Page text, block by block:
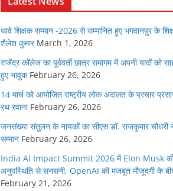
थावे शिक्षक सम्मान -2026 से सम्मानित हुए भगवानपुर के
शैलेश कुमार March 1, 2026
राजेंद्र कॉलेज का पूर्ववर्ती छात्र समागम में अपनी यादों को
हुए भावुक February 26, 2026
14 मार्च को आयोजित राष्ट्रीय लोक अदालत के प्रचार
रथ रवाना February 26, 2026
जनसंख्या संतुलन के नायकों का सीएस डॉ. राजकुमार चौधरी
सम्मान February 26, 2026
India AI Impact Summit 2026 में Elon Musk
अनुपस्थिति से सनसनी, OpenAI की मजबूत मौजूदगी के
February 21, 2026